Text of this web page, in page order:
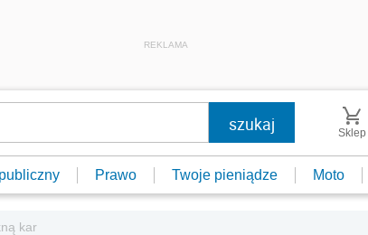
REKLAMA
Sklep
Prawo Twoje pieniądze Moto
kar